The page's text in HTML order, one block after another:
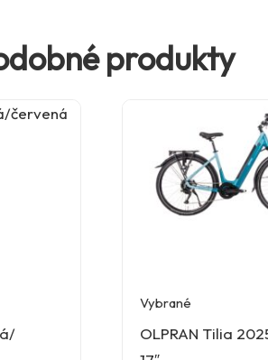
produkty
Vybrané
OLPRAN Tilia